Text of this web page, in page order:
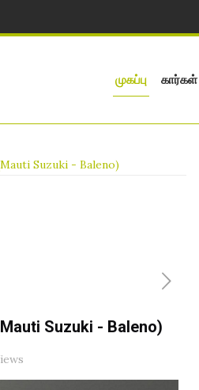
முகப்பு கார்கள்
Suzuki - Baleno)
Suzuki - Baleno)